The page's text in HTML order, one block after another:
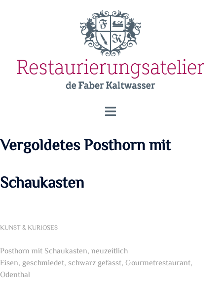
Menü
Vergoldetes Posthorn mit
Schaukasten
KUNST & KURIOSES
Posthorn mit Schaukasten, neuzeitlich
Eisen, geschmiedet, schwarz gefasst, Gourmetrestaurant,
Odenthal